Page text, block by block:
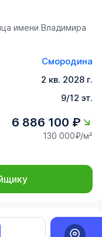
имени Владимира
Смородина
2 кв. 2028 г.
9/12 эт.
6 886 100 ₽
130 000₽/м²